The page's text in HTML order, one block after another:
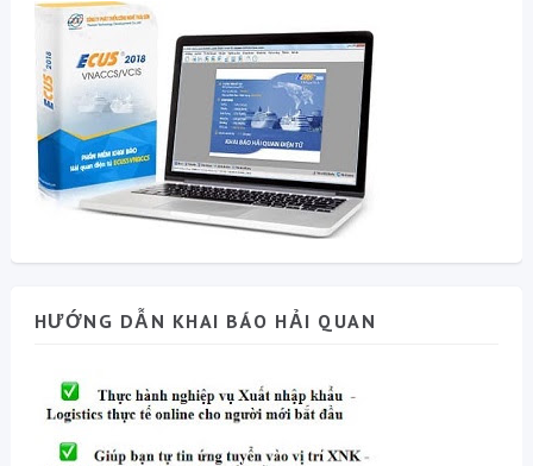
HƯỚNG DẪN KHAI BÁO HẢI QUAN